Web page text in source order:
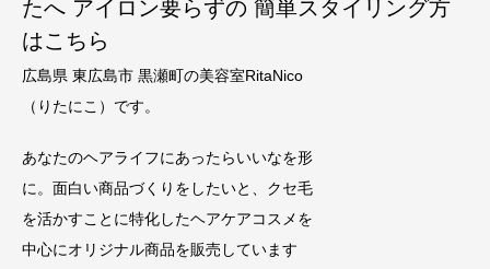
たへ アイロン要らずの 簡単スタイリング方
はこちら
広島県 東広島市 黒瀬町の美容室RitaNico
（りたにこ）です。
あなたのヘアライフにあったらいいなを形
に。面白い商品づくりをしたいと、クセ毛
を活かすことに特化したヘアケアコスメを
中心にオリジナル商品を販売しています